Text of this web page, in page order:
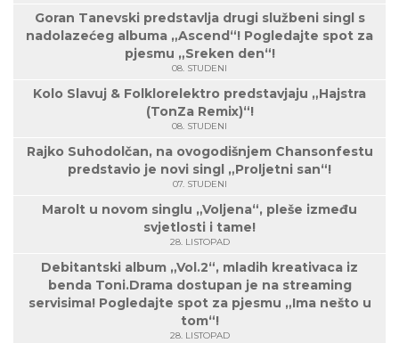
Goran Tanevski predstavlja drugi službeni singl s
nadolazećeg albuma „Ascend“! Pogledajte spot za
pjesmu „Sreken den“!
08. STUDENI
Kolo Slavuj & Folklorelektro predstavjaju „Hajstra
(TonZa Remix)“!
08. STUDENI
Rajko Suhodolčan, na ovogodišnjem Chansonfestu
predstavio je novi singl „Proljetni san“!
07. STUDENI
Marolt u novom singlu „Voljena“, pleše između
svjetlosti i tame!
28. LISTOPAD
Debitantski album „Vol.2“, mladih kreativaca iz
benda Toni.Drama dostupan je na streaming
servisima! Pogledajte spot za pjesmu „Ima nešto u
tom“!
28. LISTOPAD